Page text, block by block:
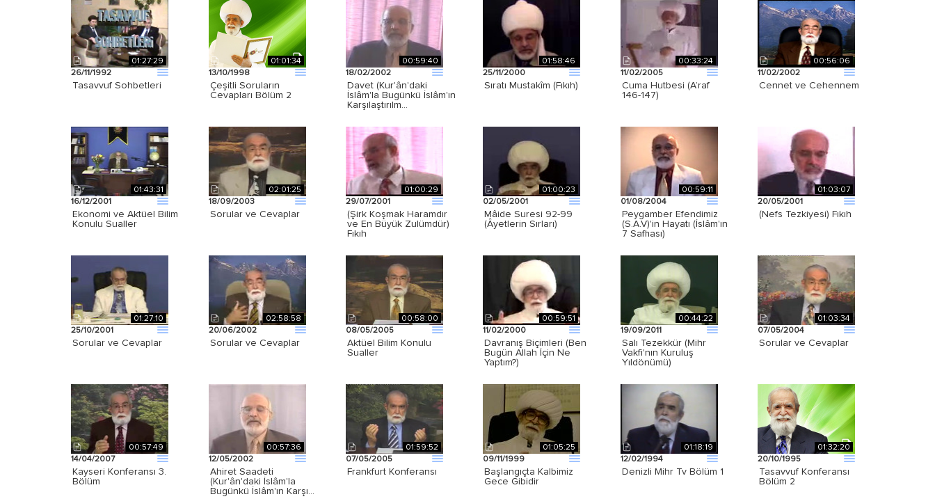
01:27:29
26/11/1992
Tasavvuf Sohbetleri
01:01:34
13/10/1998
Çeşitli Soruların
Cevapları Bölüm 2
00:59:40
18/02/2002
Davet (Kur'ân'daki
İslâm'la Bugünkü İslâm'ın
Karşılaştırılm…
01:58:46
25/11/2000
Sıratı Mustakîm (Fıkıh)
00:33:24
11/02/2005
Cuma Hutbesi (A’raf
146-147)
00:56:06
11/02/2002
Cennet ve Cehennem
01:43:31
16/12/2001
Ekonomi ve Aktüel Bilim
Konulu Sualler
02:01:25
18/09/2003
Sorular ve Cevaplar
01:00:29
29/07/2001
(Şirk Koşmak Haramdır
ve En Büyük Zulümdür)
Fıkıh
01:00:23
02/05/2001
Mâide Suresi 92-99
(Âyetlerin Sırları)
00:59:11
01/08/2004
Peygamber Efendimiz
(S.A.V)'in Hayatı (İslâm'ın
7 Safhası)
01:03:07
20/05/2001
(Nefs Tezkiyesi) Fıkıh
01:27:10
25/10/2001
Sorular ve Cevaplar
02:58:58
20/06/2002
Sorular ve Cevaplar
00:58:00
08/05/2005
Aktüel Bilim Konulu
Sualler
00:59:51
11/02/2000
Davranış Biçimleri (Ben
Bugün Allah İçin Ne
Yaptım?)
00:44:22
19/09/2011
Salı Tezekkür (Mihr
Vakfi'nın Kuruluş
Yıldönümü)
01:03:34
07/05/2004
Sorular ve Cevaplar
00:57:49
14/04/2007
Kayseri Konferansı 3.
Bölüm
00:57:36
12/05/2002
Ahiret Saadeti
(Kur'ân'daki İslâm'la
Bugünkü İslâm'ın Karşı…
01:59:52
07/05/2005
Frankfurt Konferansı
01:05:25
09/11/1999
Başlangıçta Kalbimiz
Gece Gibidir
01:18:19
12/02/1994
Denizli Mihr Tv Bölüm 1
01:32:20
20/10/1995
Tasavvuf Konferansı
Bölüm 2